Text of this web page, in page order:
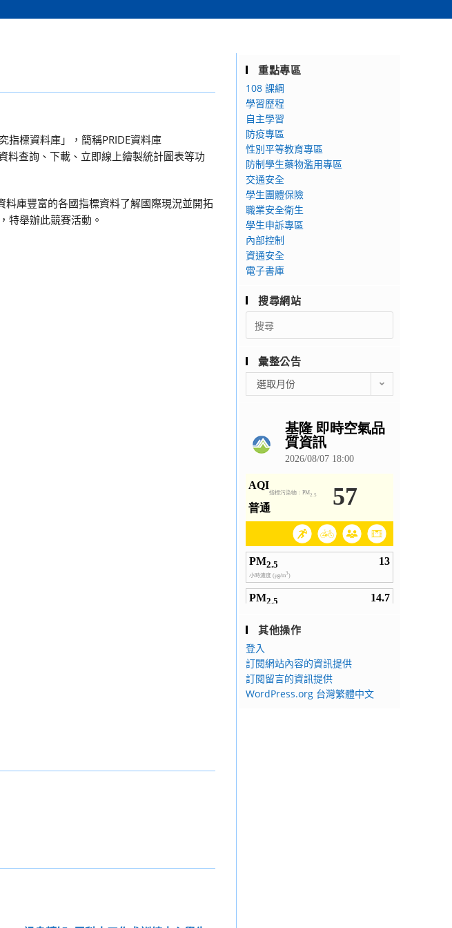
指標資料庫」，簡稱PRIDE資料庫
查詢、下載、立即線上繪製統計圖表等功
料庫豐富的各國指標資料了解國際現況並開拓
特舉辦此競賽活動。
重點專區
108 課綱
學習歷程
自主學習
防疫專區
性別平等教育專區
防制學生藥物濫用專區
交通安全
學生團體保險
職業安全衛生
學生申訴專區
內部控制
資通安全
電子書庫
搜尋網站
Search
for:
彙整公告
整
選取月份
其他操作
登入
訂閱網站內容的資訊提供
訂閱留言的資訊提供
WordPress.org 台灣繁體中文